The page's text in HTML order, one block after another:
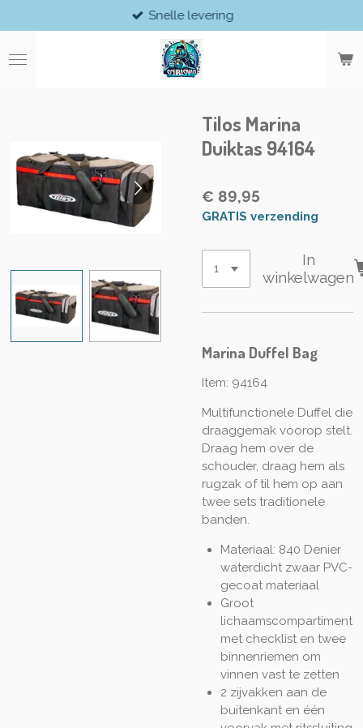
direct
naar
de
Snelle levering
Tilos Marina
Duiktas 94164
€ 89,95
GRATIS verzending
In
winkelwagen
Marina Duffel Bag
Item: 94164
Multifunctionele Duffel die
draaggemak voorop stelt.
Draag hem over de
schouder, draag hem als
rugzak of til hem op aan
twee sets traditionele
banden.
Materiaal: 840 Denier
waterdicht zwaar PVC-
gecoat materiaal
Groot
lichaamscompartiment
met checklist en twee
binnenriemen om
vinnen vast te zetten
2 zijvakken aan de
buitenkant en één